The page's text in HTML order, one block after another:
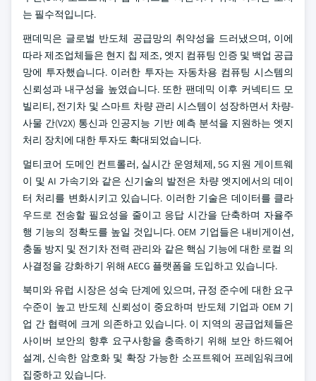
는 필수적입니다.
팬데믹은 글로벌 반도체 공급망의 취약성을 드러냈으며, 이에
따라 제조업체들은 현지 칩 제조, 엣지 컴퓨팅 인증 및 백업 공급
망에 투자했습니다. 이러한 투자는 자동차용 컴퓨팅 시스템의
신뢰성과 내구성을 높였습니다. 또한 팬데믹 이후 커넥티드 모
빌리티, 전기차 및 스마트 차량 관리 시스템이 성장하면서 차량-
사물 간(V2X) 통신과 인공지능 기반 예측 분석을 지원하는 엣지
처리 장치에 대한 투자도 확대되었습니다.
멀티코어 도메인 컨트롤러, 실시간 운영체제, 5G 지원 게이트웨
이 및 AI 가속기와 같은 신기술의 발전은 차량 엣지에서의 데이
터 처리를 변화시키고 있습니다. 이러한 기술은 데이터를 클라
우드로 전송할 필요성을 줄이고 응답 시간을 단축하며 자율주
행 기능의 정확도를 높일 것입니다. OEM 기업들은 내비게이션,
충돌 방지 및 전기차 전력 관리와 같은 핵심 기능에 대한 로컬 의
사결정을 강화하기 위해 AECG 플랫폼을 도입하고 있습니다.
북미와 유럽 시장은 성숙 단계에 있으며, 규정 준수에 대한 요구
수준이 높고 반도체 신뢰성이 중요하며 반도체 기업과 OEM 기
업 간 협력에 크게 의존하고 있습니다. 이 지역의 공급업체들은
사이버 보안의 향후 요구사항을 충족하기 위해 보안 하드웨어
설계, 신속한 암호화 및 확장 가능한 소프트웨어 프레임워크에
집중하고 있습니다.